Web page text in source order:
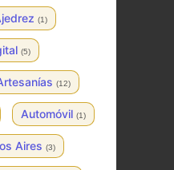
(1)
(5)
(12)
Automóvil (1)
Aires (3)